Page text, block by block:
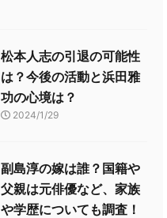
松本人志の引退の可能性
は？今後の活動と浜田雅
功の心境は？
2024/1/29
副島淳の嫁は誰？国籍や
父親は元俳優など、家族
や学歴についても調査！